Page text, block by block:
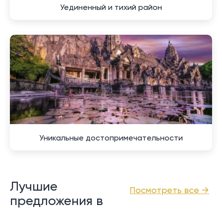
Уединенный и тихий район
Уникальные достопримечательности
Посмотреть все →
Лучшие
предложения в